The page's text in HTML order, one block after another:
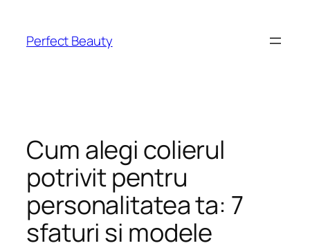
content
Perfect Beauty
Cum alegi colierul
potrivit pentru
personalitatea ta: 7
sfaturi si modele